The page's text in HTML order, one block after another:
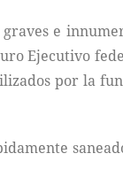
e
Ejecutivo
por la